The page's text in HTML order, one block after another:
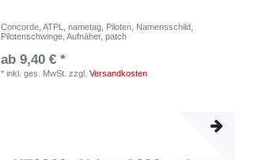
Concorde, ATPL, nametag, Piloten, Namensschild,
Pilotenschwinge, Aufnäher, patch
ab 9,40 € *
*inkl. ges. MwSt. zzgl.Versandkosten